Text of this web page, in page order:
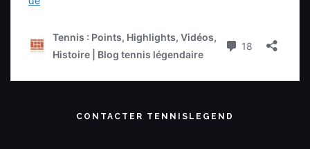
CONTACTER TENNISLEGEND